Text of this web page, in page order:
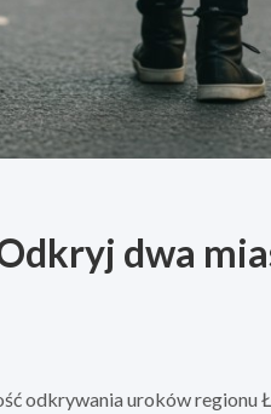
dwa
odkrywania uroków regionu